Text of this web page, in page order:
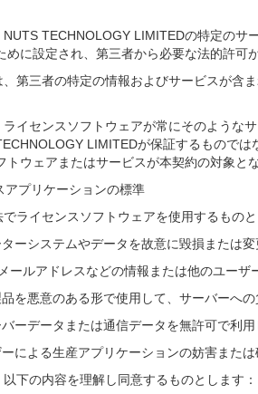
TECHNOLOGY LIMITEDの特定のサ
めに設定され、第三者から必要な法的許可
第三者の特定の情報およびサービスが含
イセンスソフトウェアが常にそのような
LIMITEDが保証するもので
トウェアまたはサービスが本契約の対象と
アプリケーションの標準
ライセンスソフトウェアを使用するもの
ーシステムやデータを故意に毀損または
ールアドレスなどの情報または他のユーザ
を悪意のある形で使用して、サーバーへ
ーデータまたは通信データを無許可で利用
による生産アプリケーションの妨害または
下の内容を理解し同意するものとします：